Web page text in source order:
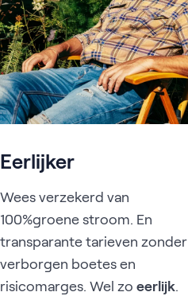
Eerlijker
Wees verzekerd van
100%groene stroom. En
transparante tarieven zonder
verborgen boetes en
risicomarges. Wel zo eerlijk.